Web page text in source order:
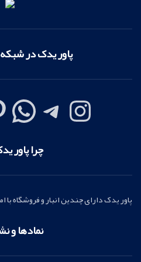
پاور یدک در
چرا پاور
پاور یدک دارای چندین انبار و فروشگاه
نمادها و